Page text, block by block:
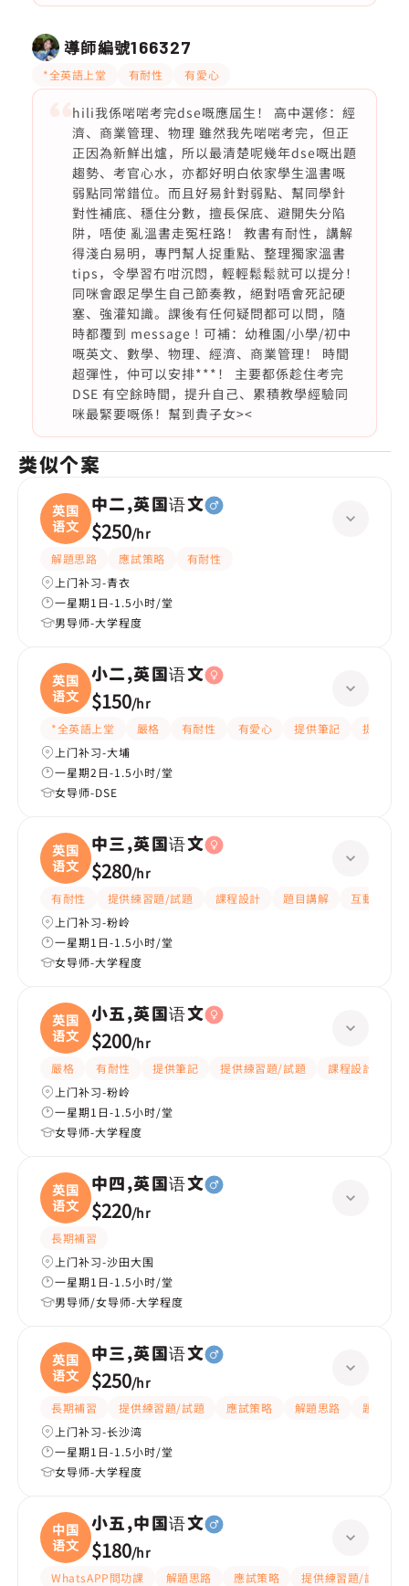
導師編號166327
*全英語上堂 有耐性 有愛心
hili我係啱啱考完dse嘅應屆生！ 高中選修：經
濟、商業管理、物理 雖然我先啱啱考完，但正
正因為新鮮出爐，所以最清楚呢幾年dse嘅出題
趨勢、考官心水，亦都好明白依家學生溫書嘅
弱點同常錯位。而且好易針對弱點、幫同學針
對性補底、穩住分數，擅長保底、避開失分陷
阱，唔使 亂溫書走冤枉路！ 教書有耐性，講解
得淺白易明，專門幫人捉重點、整理獨家溫書
tips，令學習冇咁沉悶，輕輕鬆鬆就可以提分！
同咪會跟足學生自己節奏教，絕對唔會死記硬
塞、強灌知識。課後有任何疑問都可以問，隨
時都覆到 message ! 可補：幼稚園/小學/初中
嘅英文、數學、物理、經濟、商業管理！ 時間
超彈性，仲可以安排***！ 主要都係趁住考完
DSE 有空餘時間，提升自己、累積教學經驗同
咪最緊要嘅係！幫到貴子女><
类似个案
英国
语文
中二,英国语文
$250/hr
解題思路 應試策略
有耐性
上门补习-青衣
一星期1日-1.5小时/堂
男导师-大学程度
英国
语文
小二,英国语文
$150/hr
*全英語上堂 嚴格 有耐性 有愛心 提供筆記
提供練
上门补习-大埔
一星期2日-1.5小时/堂
女导师-DSE
英国
语文
中三,英国语文
$280/hr
有耐性 提供練習題/試題 課程設計 題目講解
互動教學
上门补习-粉岭
一星期1日-1.5小时/堂
女导师-大学程度
英国
语文
小五,英国语文
$200/hr
嚴格 有耐性 提供筆記 提供練習題/試題 課程設計
上门补习-粉岭
一星期1日-1.5小时/堂
女导师-大学程度
英国
语文
中四,英国语文
$220/hr
長期補習
上门补习-沙田大围
一星期1日-1.5小时/堂
男导师/女导师-大学程度
英国
语文
中三,英国语文
$250/hr
長期補習 提供練習題/試題 應試策略 解題思路
題目講解
上门补习-长沙湾
一星期1日-1.5小时/堂
女导师-大学程度
中国
语文
小五,中国语文
$180/hr
WhatsAPP問功課 解題思路 應試策略
提供練習題/試題